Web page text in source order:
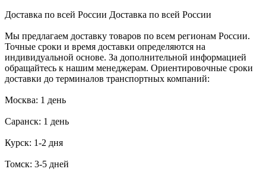
Доставка по всей России Доставка по всей России
Мы предлагаем доставку товаров по всем регионам России.
Точные сроки и время доставки определяются на
индивидуальной основе. За дополнительной информацией
обращайтесь к нашим менеджерам. Ориентировочные сроки
доставки до терминалов транспортных компаний:
Москва: 1 день
Саранск: 1 день
Курск: 1-2 дня
Томск: 3-5 дней